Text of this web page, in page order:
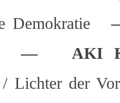
Demokratie
— AKI
/ Lichter der